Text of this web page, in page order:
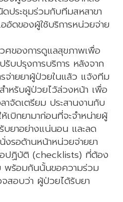
ประชุมร่วมกับทีมสหสาขา
อัดของผู้ใช้บริการหน่วยจ่าย
วศของการดูแลสุขภาพเพื่อ
รับปรุงการบริการ หลังจาก
รจ่ายยาผู้ป่วยในแล้ว แจ้งทีม
ำหรับผู้ป่วยไว้ล่วงหน้า เพื่อ
าจัดเตรียม ประสานงานกับ
เบิกยามาก่อนที่จะจำหน่ายผู้
ยาอย่างแน่นอน และลด
รอด้านหน้าหน่วยจ่ายยา
ปฏิบัติ (checklists) ที่ต้อง
พร้อมกันนั้นขอความร่วม
จสอบว่า ผู้ป่วยได้รับยา